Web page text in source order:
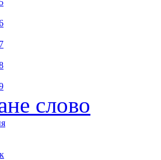
слово